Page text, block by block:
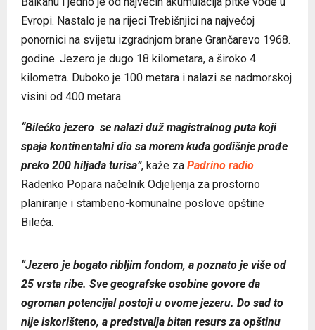
Evropi. Nastalo je na rijeci Trebišnjici na najvećoj
ponornici na svijetu izgradnjom brane Grančarevo 1968.
godine. Jezero je dugo 18 kilometara, a široko 4
kilometra. Duboko je 100 metara i nalazi se nadmorskoj
visini od 400 metara.
“Bilećko jezero se nalazi duž magistralnog puta koji
spaja kontinentalni dio sa morem kuda godišnje prođe
preko 200 hiljada turisa”, kaže za Padrino radio
Radenko Popara načelnik Odjeljenja za prostorno
planiranje i stambeno-komunalne poslove opštine
Bileća.
“Jezero je bogato ribljim fondom, a poznato je više od
25 vrsta ribe. Sve geografske osobine govore da
ogroman potencijal postoji u ovome jezeru. Do sad to
nije iskorišteno, a predstvalja bitan resurs za opštinu